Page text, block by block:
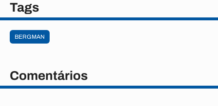
Tags
BERGMAN
Comentários